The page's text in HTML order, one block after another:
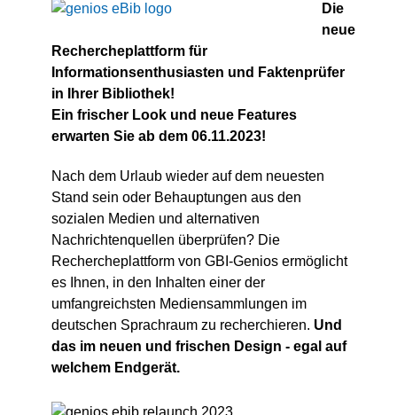
Die
neue
Rechercheplattform für
Informationsenthusiasten und Faktenprüfer
in Ihrer Bibliothek!
Ein frischer Look und neue Features
erwarten Sie ab dem 06.11.2023!
Nach dem Urlaub wieder auf dem neuesten
Stand sein oder Behauptungen aus den
sozialen Medien und alternativen
Nachrichtenquellen überprüfen? Die
Rechercheplattform von GBI-Genios ermöglicht
es Ihnen, in den Inhalten einer der
umfangreichsten Mediensammlungen im
deutschen Sprachraum zu recherchieren. Und
das im neuen und frischen Design - egal auf
welchem Endgerät.